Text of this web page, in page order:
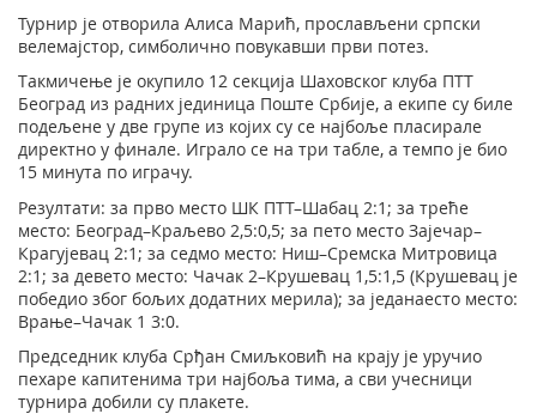
Турнир је отворила Алиса Марић, прослављени српски
велемајстор, симболично повукавши први потез.
Такмичење је окупило 12 секција Шаховског клуба ПТТ
Београд из радних јединица Поште Србије, а екипе су биле
подељене у две групе из којих су се најбоље пласирале
директно у финале. Играло се на три табле, а темпо је био
15 минута по играчу.
Резултати: за прво место ШК ПТТ–Шабац 2:1; за треће
место: Београд–Краљево 2,5:0,5; за пето место Зајечар–
Крагујевац 2:1; за седмо место: Ниш–Сремска Митровица
2:1; за девето место: Чачак 2–Крушевац 1,5:1,5 (Крушевац је
победио због бољих додатних мерила); за једанаесто место:
Врање–Чачак 1 3:0.
Председник клуба Срђан Смиљковић на крају је уручио
пехаре капитенима три најбоља тима, а сви учесници
турнира добили су плакете.